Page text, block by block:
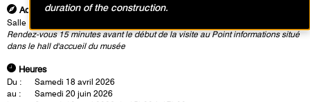
Adresse
Salle Matisse
Rendez-vous 15 minutes avant le début de la visite au Point informations situé
dans le hall d'accueil du musée
Heures
Du :
Samedi 18 avril 2026
au :
Samedi 20 juin 2026
duration of the construction.